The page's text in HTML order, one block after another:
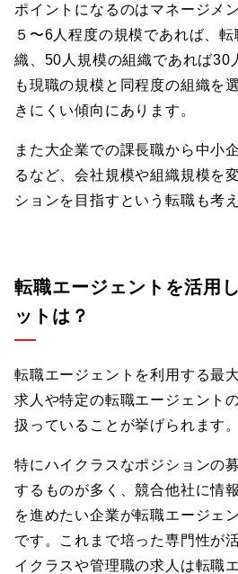
ポイントになるのはマネージメ
５〜6人程度の規模であれば、
織、50人規模の組織であれば30
も現職の規模と同程度の組織を
きにくい傾向にあります。
また大企業での課長職から中小
るなど、会社規模や組織規模を
ションを目指すという転職も考
転職エージェントを活用
ットは？
転職エージェントを利用する最
求人や特定の転職エージェント
扱っていることが挙げられます。
特にハイクラスなポジションの
するものが多く、競合他社に情
を進めたい企業が転職エージェ
です。これまで培った専門性が
イクラスや管理職の求人は転職